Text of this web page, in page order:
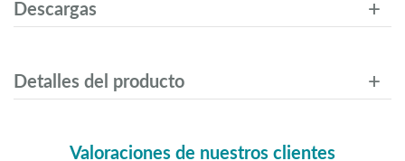
Descargas
Detalles del producto
Valoraciones de nuestros clientes